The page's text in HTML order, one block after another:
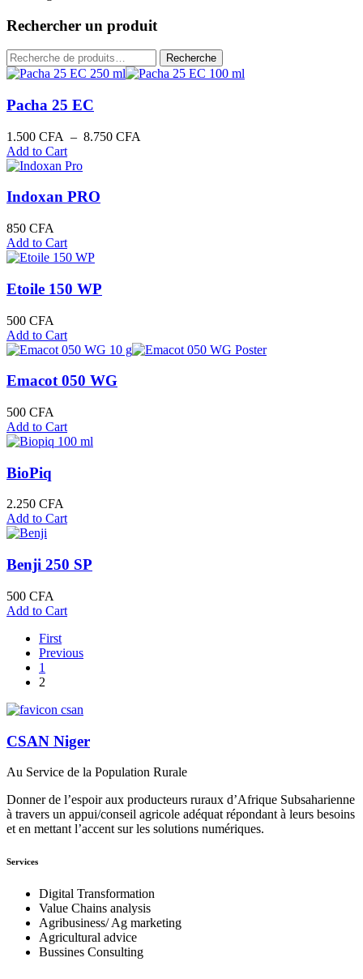
note
Rechercher un produit
Recherche
pour :
Recherche
Pacha 25 EC
1.500 CFA – 8.750 CFA
Add to Cart
Indoxan PRO
850 CFA
Add to Cart
Etoile 150 WP
500 CFA
Add to Cart
Emacot 050 WG
500 CFA
Add to Cart
BioPiq
2.250 CFA
Add to Cart
Benji 250 SP
500 CFA
Add to Cart
First
Previous
1
2
CSAN Niger
Au Service de la Population Rurale
Donner de l’espoir aux producteurs ruraux d’Afrique Subsaharienne
à travers un appui/conseil agricole adéquat répondant à leurs besoins
et en mettant l’accent sur les solutions numériques.
Services
Digital Transformation
Value Chains analysis
Agribusiness/ Ag marketing
Agricultural advice
Bussines Consulting